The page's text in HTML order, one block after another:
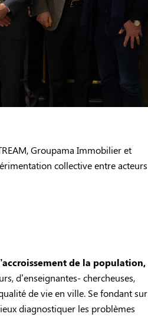
Groupama Immobilier et
collective entre acteurs
de la population,
d’enseignantes- chercheuses,
de vie en ville. Se fondant sur
diagnostiquer les problèmes